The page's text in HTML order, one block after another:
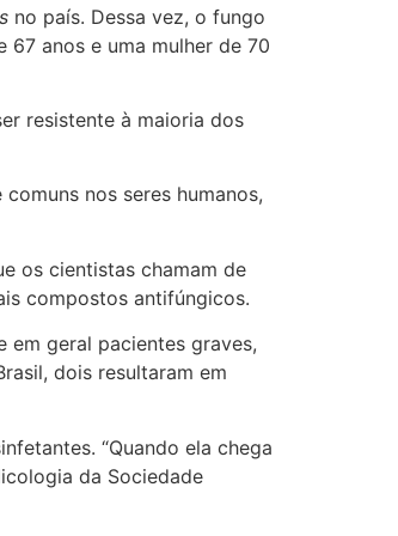
no país. Dessa vez, o fungo
anos e uma mulher de 70
resistente à maioria dos
nos seres humanos,
os cientistas chamam de
compostos antifúngicos.
em geral pacientes graves,
dois resultaram em
“Quando ela chega
da Sociedade